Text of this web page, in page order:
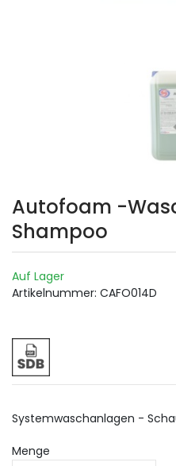
Autofoam -
Shampoo
Auf Lager
Artikelnummer: CAFO014D
Systemwaschanlagen -
Menge